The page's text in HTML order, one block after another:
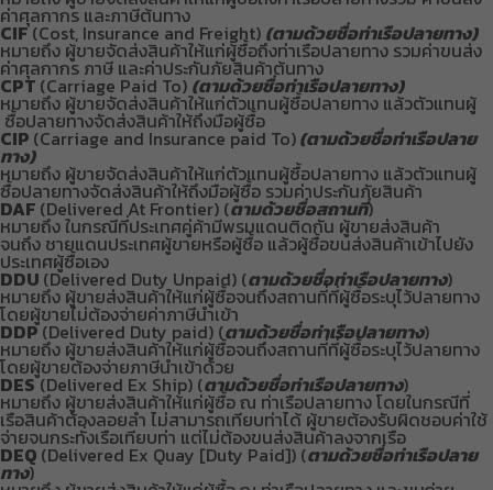
ค่าศุลกากร และภาษีต้นทาง
CIF(Cost, Insurance and Freight) (ตามด้วยชื่อท่าเรือปลายทาง)
หมายถึง ผู้ขายจัดส่งสินค้าให้แก่ผู้ซื้อถึงท่าเรือปลายทาง รวมค่าขนส่ง
ค่าศุลกากร ภาษี และค่าประกันภัยสินค้าต้นทาง
CPT (Carriage Paid To) (ตามด้วยชื่อท่าเรือปลายทาง)
หมายถึง ผู้ขายจัดส่งสินค้าให้แก่ตัวแทนผู้ซื้อปลายทาง แล้วตัวแทนผู้
ซื้อปลายทางจัดส่งสินค้าให้ถึงมือผู้ซื้อ
CIP (Carriage and Insurance paid To)(ตามด้วยชื่อท่าเรือปลาย
ทาง)
หมายถึง ผู้ขายจัดส่งสินค้าให้แก่ตัวแทนผู้ซื้อปลายทาง แล้วตัวแทนผู้
ซื้อปลายทางจัดส่งสินค้าให้ถึงมือผู้ซื้อ รวมค่าประกันภัยสินค้า
DAF (Delivered At Frontier) (ตามด้วยชื่อสถานที่)
หมายถึง ในกรณีที่ประเทศคู่ค้ามีพรมแดนติดกัน ผู้ขายส่งสินค้า
จนถึง ชายแดนประเทศผู้ขายหรือผู้ซื้อ แล้วผู้ซื้อขนส่งสินค้าเข้าไปยัง
ประเทศผู้ซื้อเอง
DDU (Delivered Duty Unpaid) (ตามด้วยชื่อท่าเรือปลายทาง)
หมายถึง ผู้ขายส่งสินค้าให้แก่ผู้ซื้อจนถึงสถานที่ที่ผู้ซื้อระบุไว้ปลายทาง
โดยผู้ขายไม่ต้องจ่ายค่าภาษีนำเข้า
DDP(Delivered Duty paid) (ตามด้วยชื่อท่าเรือปลายทาง)
หมายถึง ผู้ขายส่งสินค้าให้แก่ผู้ซื้อจนถึงสถานที่ที่ผู้ซื้อระบุไว้ปลายทาง
โดยผู้ขายต้องจ่ายภาษีนำเข้าด้วย
DES(Delivered Ex Ship) (ตามด้วยชื่อท่าเรือปลายทาง)
หมายถึง ผู้ขายส่งสินค้าให้แก่ผู้ซื้อ ณ ท่าเรือปลายทาง โดยในกรณีที่
เรือสินค้าต้องลอยลำ ไม่สามารถเทียบท่าได้ ผู้ขายต้องรับผิดชอบค่าใช้
จ่ายจนกระทั่งเรือเทียบท่า แต่ไม่ต้องขนส่งสินค้าลงจากเรือ
DEQ (Delivered Ex Quay [Duty Paid]) (ตามด้วยชื่อท่าเรือปลาย
ทาง)